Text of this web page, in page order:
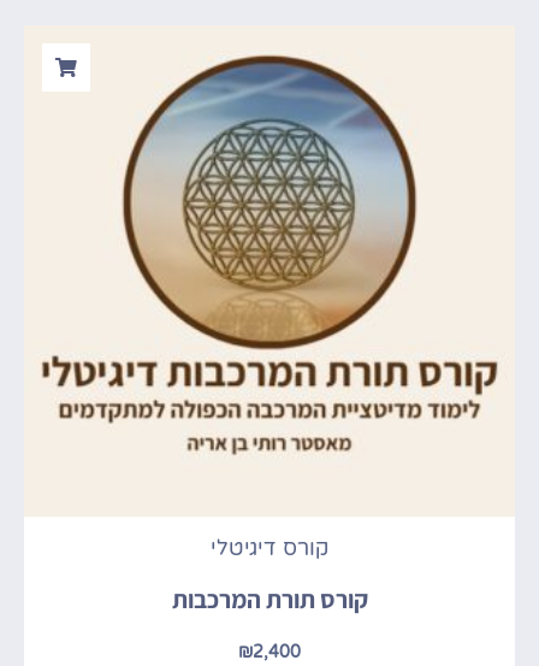
קורס דיגיטלי
קורס תורת המרכבות
₪2,400